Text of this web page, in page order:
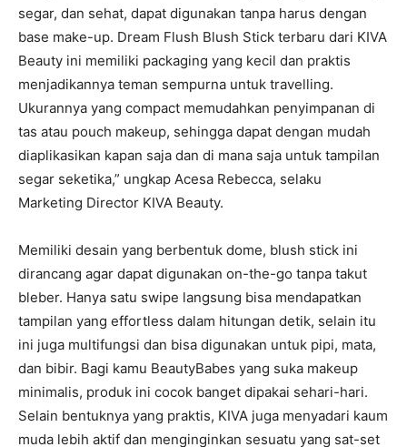
segar, dan sehat, dapat digunakan tanpa harus dengan
base make-up. Dream Flush Blush Stick terbaru dari KIVA
Beauty ini memiliki packaging yang kecil dan praktis
menjadikannya teman sempurna untuk travelling.
Ukurannya yang compact memudahkan penyimpanan di
tas atau pouch makeup, sehingga dapat dengan mudah
diaplikasikan kapan saja dan di mana saja untuk tampilan
segar seketika,” ungkap Acesa Rebecca, selaku
Marketing Director KIVA Beauty.
Memiliki desain yang berbentuk dome, blush stick ini
dirancang agar dapat digunakan on-the-go tanpa takut
bleber. Hanya satu swipe langsung bisa mendapatkan
tampilan yang effortless dalam hitungan detik, selain itu
ini juga multifungsi dan bisa digunakan untuk pipi, mata,
dan bibir. Bagi kamu BeautyBabes yang suka makeup
minimalis, produk ini cocok banget dipakai sehari-hari.
Selain bentuknya yang praktis, KIVA juga menyadari kaum
muda lebih aktif dan menginginkan sesuatu yang sat-set